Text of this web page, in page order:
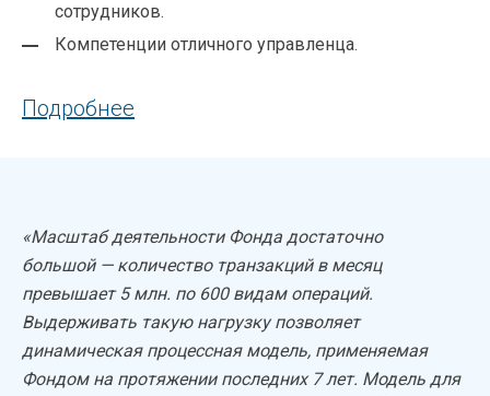
сотрудников.
Компетенции отличного управленца.
Подробнее
«Масштаб деятельности Фонда достаточно
большой — количество транзакций в месяц
превышает 5 млн. по 600 видам операций.
Выдерживать такую нагрузку позволяет
динамическая процессная модель, применяемая
Фондом на протяжении последних 7 лет. Модель для